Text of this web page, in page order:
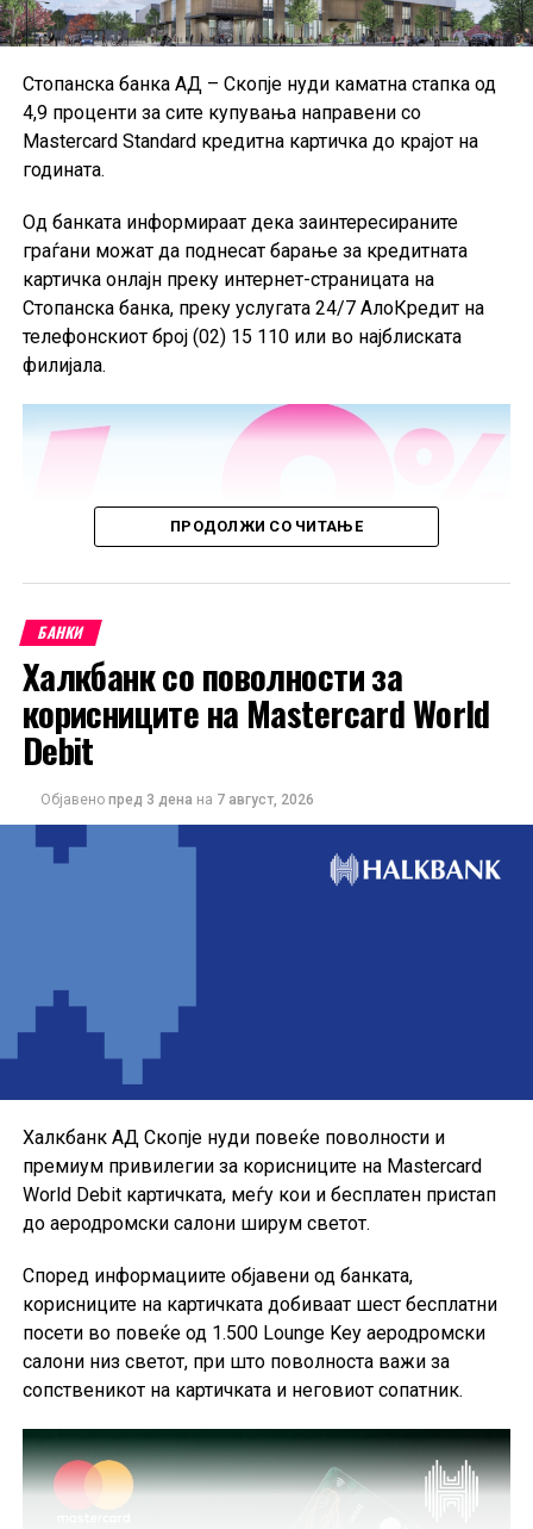
сметководствени стандарди.
Поради недостапност на податоците за Данска за
првиот квартал од 2026 година, при пресметката на
агрегатните податоци за ЕУ биле користени
податоците од четвртиот квартал од 2025 година, а кај
одредени показатели и податоци од првиот квартал
од 2025 година.
Стопанска банка АД – Скопје нуди каматна стапка од
4,9 проценти за сите купувања направени со
Mastercard Standard кредитна картичка до крајот на
годината.
Од банката информираат дека заинтересираните
граѓани можат да поднесат барање за кредитната
картичка онлајн преку интернет-страницата на
Стопанска банка, преку услугата 24/7 АлоКредит на
телефонскиот број (02) 15 110 или во најблиската
филијала.
Понудата е наменета за корисниците кои сакаат да ги
користат можностите на кредитната картичка за
своите секојдневни и летни купувања, со промотивна
ПРОДОЛЖИ СО ЧИТАЊЕ
БАНКИ
Халкбанк со поволности за
корисниците на Mastercard World
Debit
Објавено пред 3 дена на 7 август, 2026
Халкбанк АД Скопје нуди повеќе поволности и
премиум привилегии за корисниците на Mastercard
World Debit картичката, меѓу кои и бесплатен пристап
до аеродромски салони ширум светот.
Според информациите објавени од банката,
корисниците на картичката добиваат шест бесплатни
посети во повеќе од 1.500 Lounge Key аеродромски
салони низ светот, при што поволноста важи за
сопственикот на картичката и неговиот сопатник.